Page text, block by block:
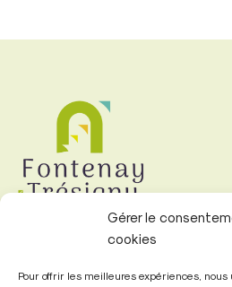
Gérer le
cookies
Pour offrir les meilleures expériences,